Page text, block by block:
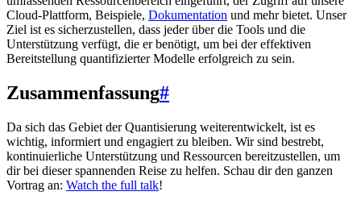
Cloud-Plattform, Beispiele, Dokumentation und mehr bietet. Unser
Ziel ist es sicherzustellen, dass jeder über die Tools und die
Unterstützung verfügt, die er benötigt, um bei der effektiven
Bereitstellung quantifizierter Modelle erfolgreich zu sein.
Zusammenfassung#
Da sich das Gebiet der Quantisierung weiterentwickelt, ist es
wichtig, informiert und engagiert zu bleiben. Wir sind bestrebt,
kontinuierliche Unterstützung und Ressourcen bereitzustellen, um
dir bei dieser spannenden Reise zu helfen. Schau dir den ganzen
Vortrag an: Watch the full talk!